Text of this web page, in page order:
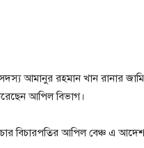
আমানুর রহমান খান রানার
আপিল বিভাগ।
চার বিচারপতির আপিল বেঞ্চ এ